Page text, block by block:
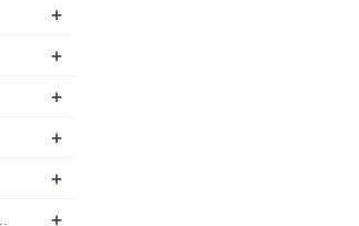
+
+
+
+
+
+